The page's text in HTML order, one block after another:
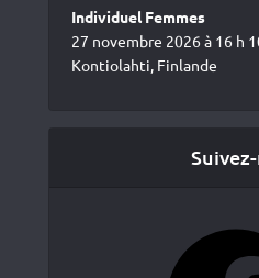
Individuel Femmes
27 novembre 2026 à 16 h
Kontiolahti, Finlande